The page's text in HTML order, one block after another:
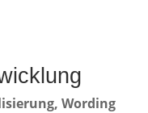
Wording